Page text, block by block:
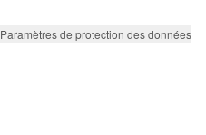
Paramètres de protection des données